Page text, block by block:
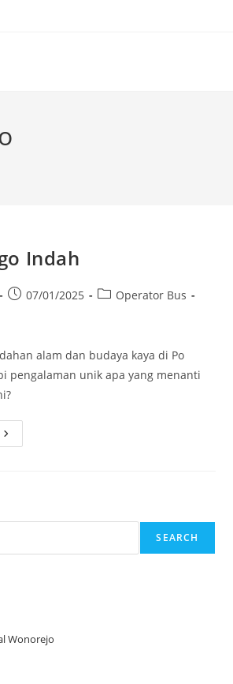
Indah
Post07/01/2025
PostOperator Bus
alam dan budaya kaya di Po
pengalaman unik apa yang menanti
Po
SEARCH
Wonorejo